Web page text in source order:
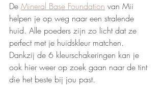
De Mineral Base Foundation van Mii
helpen je op weg naar een stralende
huid. Alle poeders zijn zo licht dat ze
perfect met je huidskleur matchen.
Dankzij de 6 kleurschakeringen kan je
ook hier weer op zoek gaan naar de tint
die het beste bij jou past.